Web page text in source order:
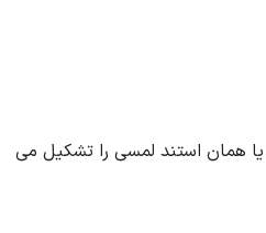
یا همان استند لمسی را تشکیل می